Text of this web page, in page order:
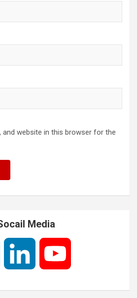
and website in this browser for the
Media